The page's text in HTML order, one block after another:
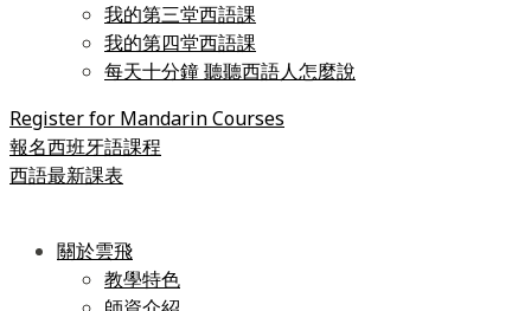
我的第三堂西語課
我的第四堂西語課
每天十分鐘 聽聽西語人怎麼說
Register for Mandarin Courses
報名西班牙語課程
西語最新課表
關於雲飛
教學特色